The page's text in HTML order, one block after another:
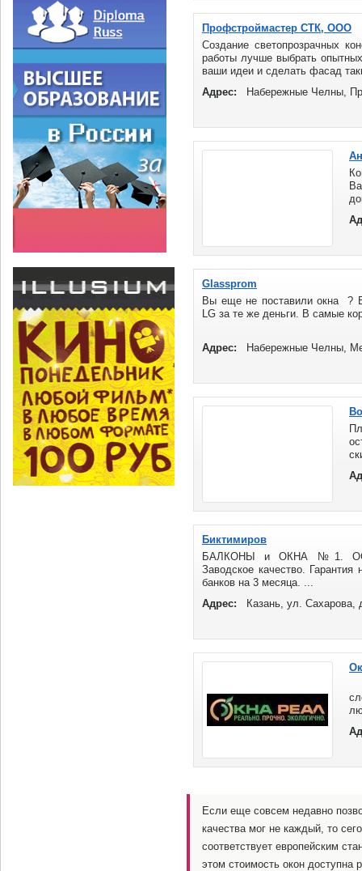
Профстроймастер СТК, ООО
Создание светопрозрачных
работы лучше выбрать
ваши идеи и сделать фасад
Адрес:
Набережные Челны,
Glassprom
Вы еще не поставили окна ?
LG за те же деньги. В самые
Адрес: Набережные Челны,
Биктимиров
БАЛКОНЫ и ОКНА №1.
Заводское качество.
банков на 3 месяца. ...
Адрес:
Казань, ул. Сахарова,
Если еще совсем недавно
качества мог не каждый, то
соответствует европейским
этом стоимость окон доступна